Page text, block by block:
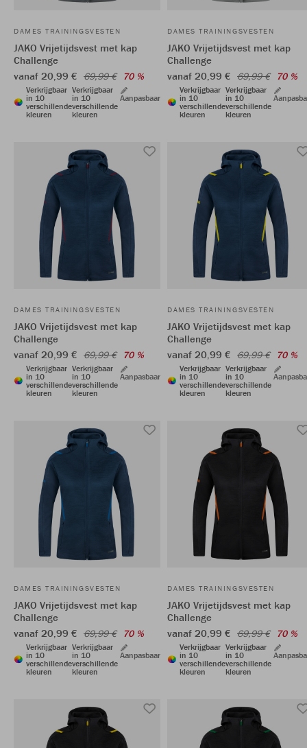
DAMES TRAININGSVESTEN
JAKO Vrijetijdsvest met kap
Challenge
vanaf 20,99 € 69,99 € 70 %
Verkrijgbaar
in 10
verschillende
kleuren
Verkrijgbaar
in 10
verschillende
kleuren
Aanpasbaar
DAMES TRAININGSVESTEN
JAKO Vrijetijdsvest met kap
Challenge
vanaf 20,99 € 69,99 € 70 %
Verkrijgbaar
in 10
verschillende
kleuren
Verkrijgbaar
in 10
verschillende
kleuren
DAMES TRAININGSVESTEN
JAKO Vrijetijdsvest met kap
Challenge
vanaf 20,99 € 69,99 € 70 %
Verkrijgbaar
in 10
verschillende
kleuren
Verkrijgbaar
in 10
verschillende
kleuren
Aanpasbaar
DAMES TRAININGSVESTEN
JAKO Vrijetijdsvest met kap
Challenge
vanaf 20,99 € 69,99 € 70 %
Verkrijgbaar
in 10
verschillende
kleuren
Verkrijgbaar
in 10
verschillende
kleuren
DAMES TRAININGSVESTEN
JAKO Vrijetijdsvest met kap
Challenge
vanaf 20,99 € 69,99 € 70 %
Verkrijgbaar
in 10
verschillende
kleuren
Verkrijgbaar
in 10
verschillende
kleuren
Aanpasbaar
DAMES TRAININGSVESTEN
JAKO Vrijetijdsvest met kap
Challenge
vanaf 20,99 € 69,99 € 70 %
Verkrijgbaar
in 10
verschillende
kleuren
Verkrijgbaar
in 10
verschillende
kleuren